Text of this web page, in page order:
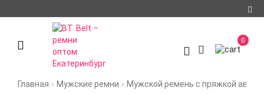
Авторизация
0
Главная Мужские ремни Мужской ремень с пряжкой